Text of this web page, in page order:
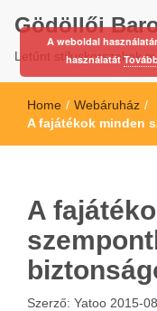
Gödöllői
Letűnt stíluskorszakok
Home / Webáruház /
A fajátékok minden
A
Szerző: Yatoo 2015-
A weboldal
használatát